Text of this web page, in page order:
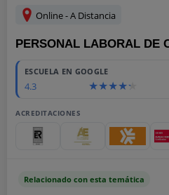
Online - A Distancia
PERSONAL LABORAL DE
ESCUELA EN GOOGLE
4.3
ACREDITACIONES
Relacionado con esta temática